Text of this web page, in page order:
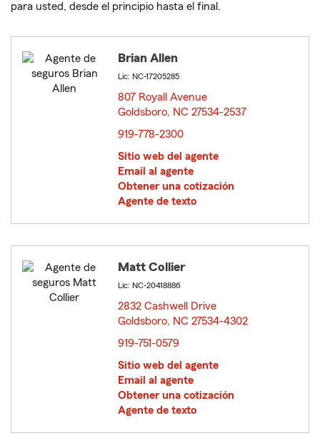
para usted, desde el principio hasta el final.
Brian Allen
Lic: NC-17205285
807 Royall Avenue
Goldsboro, NC 27534-2537
919-778-2300
Sitio web del agente
Email al agente
Obtener una cotización
Agente de texto
Matt Collier
Lic: NC-20418886
2832 Cashwell Drive
Goldsboro, NC 27534-4302
919-751-0579
Sitio web del agente
Email al agente
Obtener una cotización
Agente de texto